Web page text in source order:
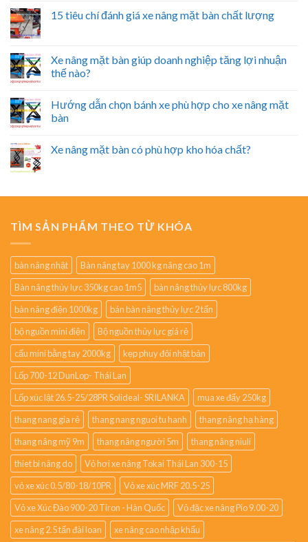
15 tiêu chí đánh giá xe nâng mặt bàn chất lượng
Xe nâng mặt bàn giúp doanh nghiệp tăng lợi nhuận
thế nào?
Hướng dẫn chọn bánh xe phù hợp cho xe nâng mặt
bàn
Xe nâng mặt bàn có phù hợp kho hóa chất?
TÌM SẢN PHẨM THEO TỪ KHÓA
bàn nâng nhật
Bàn nâng tay 1000 kg nâng cao 1m
Bàn nâng thủy lực 350kg cao 1m5
bàn nâng thủy lực 800kg
bàn nâng điện 1000kg
bán bàn nâng thủy lực 2 tấn
bộ nguồn mini điện
Bộ nguồn thủy lực giá rẻ
cẩu mini bằng tay 2000kg
kẹp phuy đôi nhật bản
Lốp 700-12 DunLop- Thái Lan
Lốp xúc lật 26.5-25/28PR Solideal- SRILANKA
mua xe đẩy 250kg
thang nang gia rẻ
thang nang nguoi tu hanh
thang nâng hạ hàng
thang nâng mỹ 9m
thang nâng người 5m
thang nâng niuli
thiet bi nâng do
Vỏ hơi xe nâng Tokai Thái Lan 300-15
vỏ xe xúc 0.5/80-18/10PR
Vỏ xe xúc MRF 20.5-25
Vỏ xe Xúc Đào 900-20 Tiron - Hàn Quốc
Vỏ đặc xe nâng Pio 9.00-20
xe nâng 2.5 tấn đài loan
xe nâng cao nhập khẩu